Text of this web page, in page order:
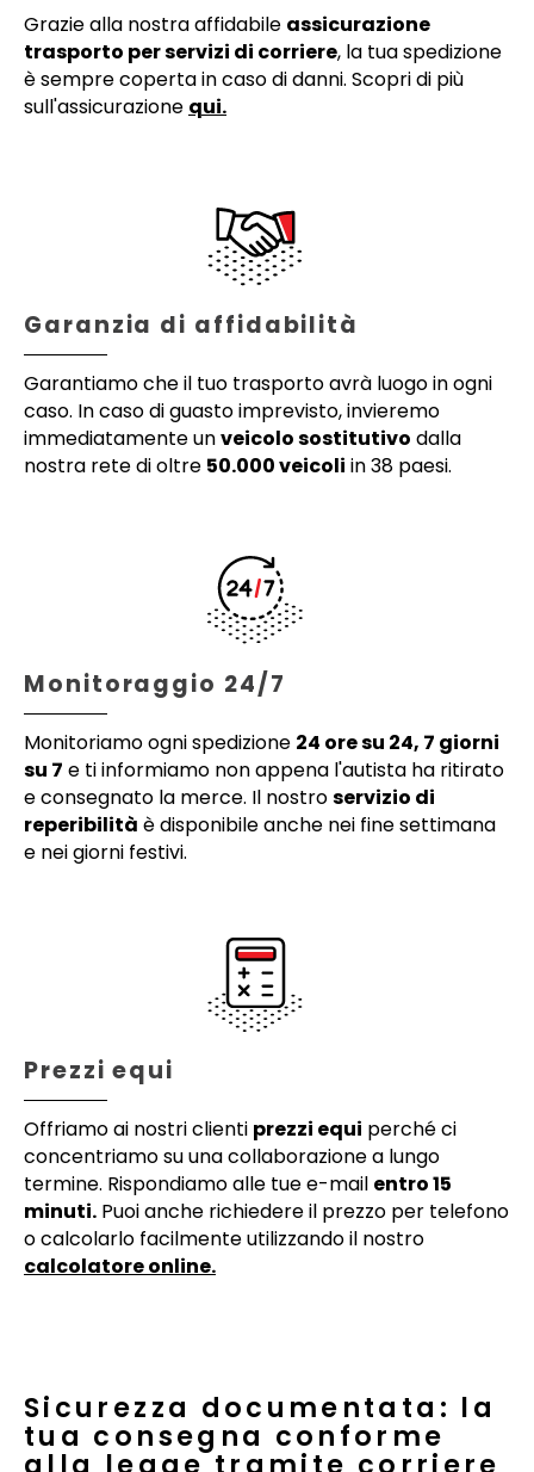
Grazie alla nostra affidabile assicurazione
trasporto per servizi di corriere, la tua spedizione
è sempre coperta in caso di danni. Scopri di più
sull'assicurazione qui.
Garanzia di affidabilità
Garantiamo che il tuo trasporto avrà luogo in ogni
caso. In caso di guasto imprevisto, invieremo
immediatamente unveicolo sostitutivo dalla
nostra rete di oltre 50.000 veicoli in 38 paesi.
Monitoraggio 24/7
Monitoriamo ogni spedizione 24 ore su 24, 7 giorni
su 7 e ti informiamo non appena l'autista ha ritirato
e consegnato la merce. Il nostroservizio di
reperibilità è disponibile anche nei fine settimana
e nei giorni festivi.
Prezzi equi
Offriamo ai nostri clienti prezzi equi perché ci
concentriamo su una collaborazione a lungo
termine. Rispondiamo alle tue e-mail entro 15
minuti. Puoi anche richiedere il prezzo per telefono
o calcolarlo facilmente utilizzando il nostro
calcolatore online.
Sicurezza documentata: la
tua consegna conforme
alla legge tramite corriere